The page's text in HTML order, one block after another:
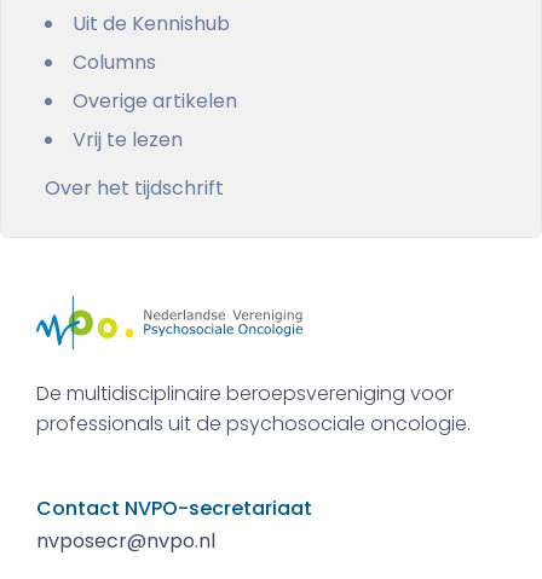
Uit de Kennishub
Columns
Overige artikelen
Vrij te lezen
Over het tijdschrift
De multidisciplinaire beroepsvereniging voor
professionals uit de psychosociale oncologie.
Contact NVPO-secretariaat
nvposecr@nvpo.nl